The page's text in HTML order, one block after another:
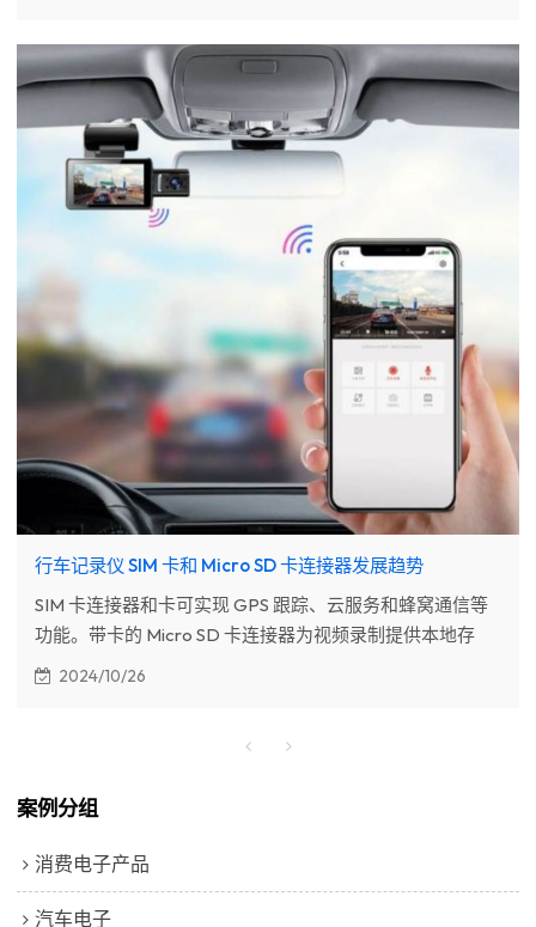
连接器常见的接触失效模式及其预防方案
行车记录仪 SIM 卡和 Micro SD 卡连接器发展趋势
SIM 卡连接器和卡可实现 GPS 跟踪、云服务和蜂窝通信等
功能。带卡的 Micro SD 卡连接器为视频录制提供本地存
储。2024/10/26
案例分组
消费电子产品
汽车电子